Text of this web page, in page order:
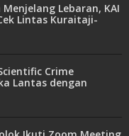
Lebaran, KAI
Lintas Kuraitaji-
Crime
Lantas dengan